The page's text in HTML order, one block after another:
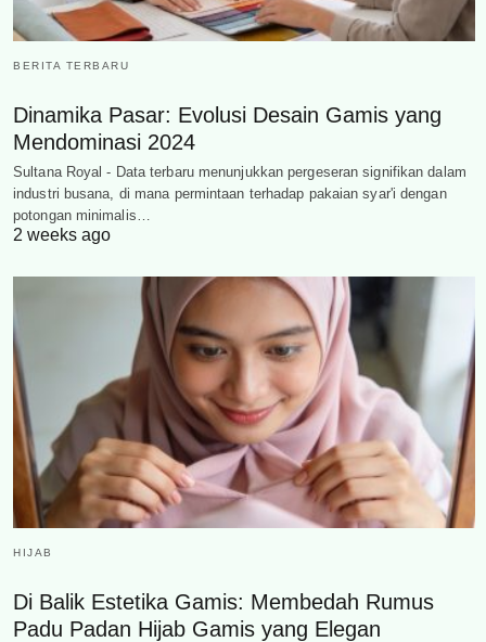
BERITA TERBARU
Dinamika Pasar: Evolusi Desain Gamis yang
Mendominasi 2024
Sultana Royal - Data terbaru menunjukkan pergeseran signifikan dalam
industri busana, di mana permintaan terhadap pakaian syar'i dengan
potongan minimalis…
2 weeks ago
HIJAB
Di Balik Estetika Gamis: Membedah Rumus
Padu Padan Hijab Gamis yang Elegan